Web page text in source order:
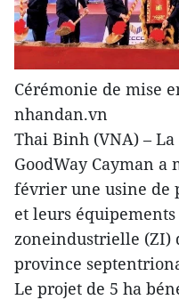
Cérémonie de mise
nhandan.vn
Thai Binh (VNA) –
GoodWay Cayman a
février une usine de
et leurs
zoneindustrielle (ZI)
province
Le projet de 5 ha